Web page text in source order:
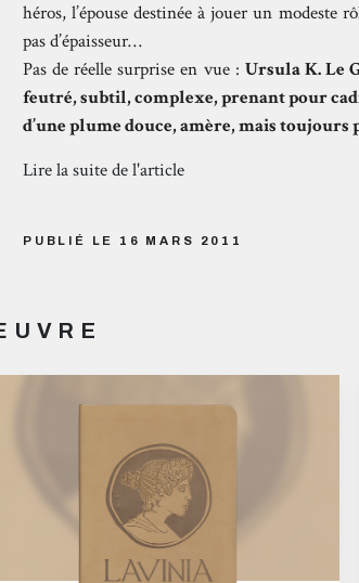
héros, l’épouse destinée à jouer un modeste
pas d’épaisseur…
Pas de réelle surprise en vue : Ursula K. Le
feutré, subtil, complexe, prenant pour
d’une plume douce, amère, mais toujours
Lire la suite de l'article
PUBLIÉ LE 16 MARS 2011